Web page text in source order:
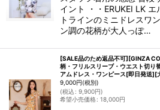
イント ・・ERUKEI LK
トラインのミニドレスワ
ン調の花柄が大人っぽ…
[SALE品のため返品不可][GINZA
柄・フリルスリーブ・ウエスト切り
アムドレス・ワンピース[即日発送][
9,000円(税別)
(税込: 9,900円)
希望小売価格: 18,000円